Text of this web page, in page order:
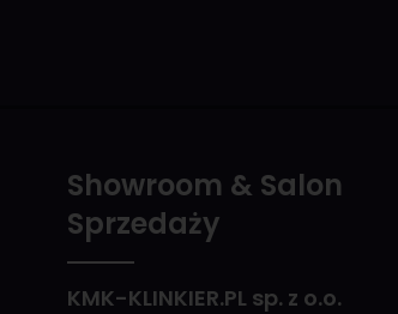
Showroom & Salon
Sprzedaży
KMK-KLINKIER.PL sp. z o.o.